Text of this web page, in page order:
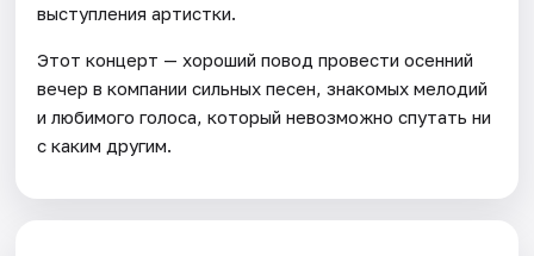
выступления артистки.
Этот концерт — хороший повод провести осенний
вечер в компании сильных песен, знакомых мелодий
и любимого голоса, который невозможно спутать ни
с каким другим.